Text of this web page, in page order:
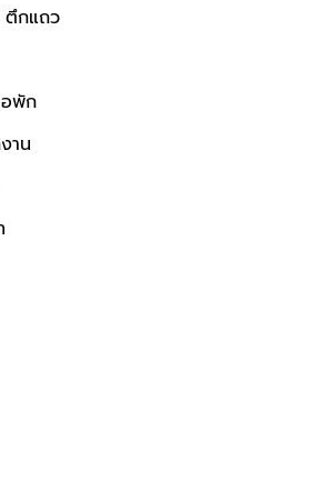
รรพสินค้า
ตึกแถว
พัก
าน